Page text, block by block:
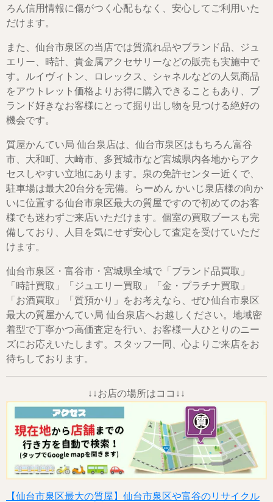
ろん信用情報に傷がつく心配もなく、安心してご利用いた
だけます。
また、仙台市泉区の当店では質流れ品やブランド品、ジュ
エリー、時計、貴金属アクセサリーなどの販売も実施中で
す。ルイヴィトン、ロレックス、シャネルなどの人気商品
をアウトレット価格よりお得に購入できることもあり、ブ
ランド好きなお客様にとって掘り出し物を見つける絶好の
機会です。
質屋かんてい局 仙台泉店は、仙台市泉区はもちろん富谷
市、大和町、大崎市、多賀城市など宮城県内各地からアク
セスしやすい立地にあります。泉の免許センター近くで、
駐車場は最大20台分を完備。らーめん かいじ泉店様の向か
いに位置する仙台市泉区最大の質屋ですので初めてのお客
様でも迷わずご来店いただけます。個室の買取ブースも完
備しており、人目を気にせず安心して査定を受けていただ
けます。
仙台市泉区・富谷市・宮城県全域で「ブランド品買取」
「時計買取」「ジュエリー買取」「金・プラチナ買取」
「お酒買取」「質預かり」をお考えなら、ぜひ仙台市泉区
最大の質屋かんてい局 仙台泉店へお越しください。地域密
着型で丁寧かつ高価査定を行い、お客様一人ひとりのニー
ズにお応えいたします。スタッフ一同、心よりご来店をお
待ちしております。
↓↓お店の場所はココ↓↓
【仙台市泉区最大の質屋】仙台市泉区や富谷のリサイクル